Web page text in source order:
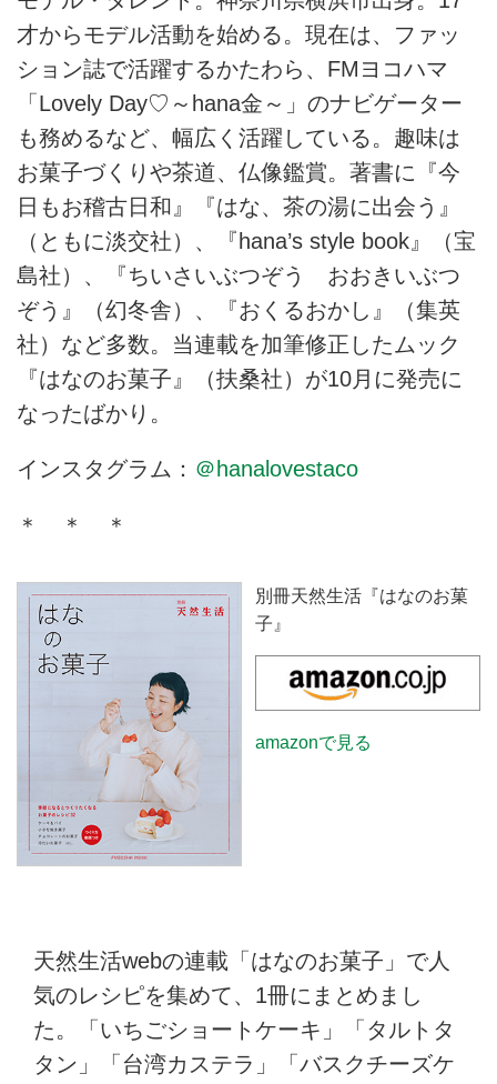
才からモデル活動を始める。現在は、ファッ
ション誌で活躍するかたわら、FMヨコハマ
「Lovely Day♡～hana金～」のナビゲーター
も務めるなど、幅広く活躍している。趣味は
お菓子づくりや茶道、仏像鑑賞。著書に『今
日もお稽古日和』『はな、茶の湯に出会う』
（ともに淡交社）、『hana’s style book』（宝
島社）、『ちいさいぶつぞう おおきいぶつ
ぞう』（幻冬舎）、『おくるおかし』（集英
社）など多数。当連載を加筆修正したムック
『はなのお菓子』（扶桑社）が10月に発売に
なったばかり。
インスタグラム： ＠hanalovestaco
＊ ＊ ＊
別冊天然生活『はなのお菓
子』
amazonで見る
天然生活webの連載「はなのお菓子」で人
気のレシピを集めて、1冊にまとめまし
た。「いちごショートケーキ」「タルトタ
タン」「台湾カステラ」「バスクチーズケ